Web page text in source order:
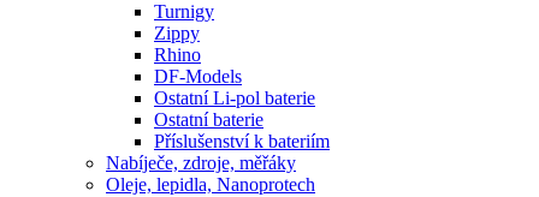
Turnigy
Zippy
Rhino
DF-Models
Ostatní Li-pol baterie
Ostatní baterie
Příslušenství k bateriím
Nabíječe, zdroje, měřáky
Oleje, lepidla, Nanoprotech